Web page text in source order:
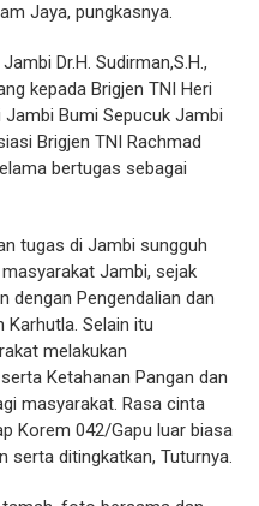
Jaya, pungkasnya.
Dr.H. Sudirman,S.H.,
kepada Brigjen TNI Heri
Jambi Bumi Sepucuk Jambi
Brigjen TNI Rachmad
bertugas sebagai
tugas di Jambi sungguh
Jambi, sejak
dengan Pengendalian dan
Karhutla. Selain itu
melakukan
Ketahanan Pangan dan
masyarakat. Rasa cinta
Korem 042/Gapu luar biasa
serta ditingkatkan, Tuturnya.